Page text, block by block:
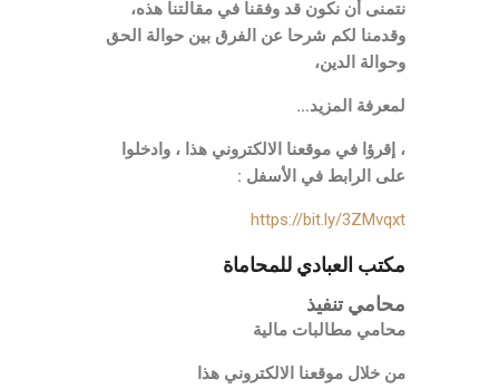
نتمنى أن نكون قد وفقنا في مقالتنا هذه،
وقدمنا لكم شرحا عن الفرق بين حوالة الحق
وحوالة الدين،
لمعرفة المزيد…
، إقرؤا في موقعنا الالكتروني هذا ، وادخلوا
على الرابط في الأسفل :
https://bit.ly/3ZMvqxt
مكتب العبادي للمحاماة
محامي تنفيذ
محامي مطالبات مالية
من خلال موقعنا الالكتروني هذا